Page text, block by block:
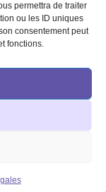
permettra de traiter
ou les ID uniques
consentement peut
fonctions.
09 83 68 23 85